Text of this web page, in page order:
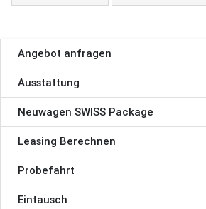
Angebot anfragen
Ausstattung
Neuwagen SWISS Package
Leasing Berechnen
Probefahrt
Eintausch